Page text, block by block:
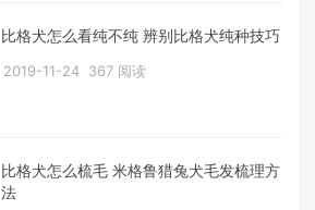
比格犬怎么看纯不纯 辨别比格犬纯种技巧
2019-11-24 367 阅读
比格犬怎么梳毛 米格鲁猎兔犬毛发梳理方
法